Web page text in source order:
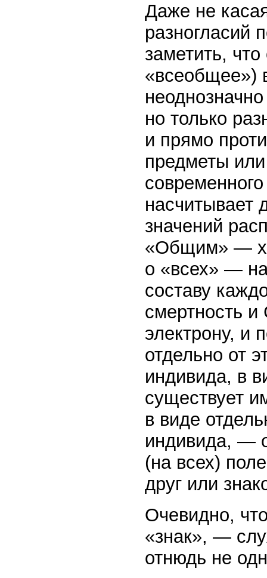
Даже не
разногласий
заметить,
«всеобщее»)
но только
и прямо
предметы
насчитывает
значений
«Общим» —
о «всех» —
составу
смертность и
электрону, и
отдельно от
индивида, в
существует
в виде
индивида, —
(на всех)
друг или
Очевидно,
«знак», —
отнюдь не